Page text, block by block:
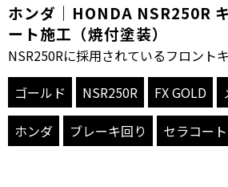
ホンダ｜HONDA NSR250R
ート施工（焼付塗装）
NSR250Rに採用されているフロント
ゴールド
NSR250R FX GOLD
ホンダ
ブレーキ回り セラコート